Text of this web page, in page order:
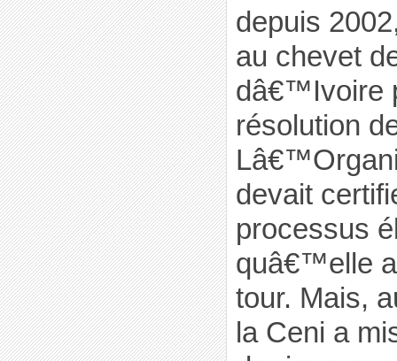
depuis
au chevet
dâ€™Ivoire
résolution
devait
processus
quâ€™elle
tour. Mais,
la Ceni a